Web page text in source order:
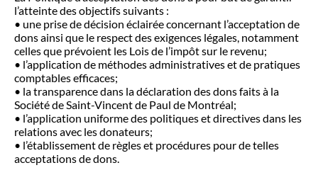
l’atteinte des objectifs suivants :
• une prise de décision éclairée concernant l’acceptation de
dons ainsi que le respect des exigences légales, notamment
celles que prévoient les Lois de l’impôt sur le revenu;
• l’application de méthodes administratives et de pratiques
comptables efficaces;
• la transparence dans la déclaration des dons faits à la
Société de Saint-Vincent de Paul de Montréal;
• l’application uniforme des politiques et directives dans les
relations avec les donateurs;
• l’établissement de règles et procédures pour de telles
acceptations de dons.